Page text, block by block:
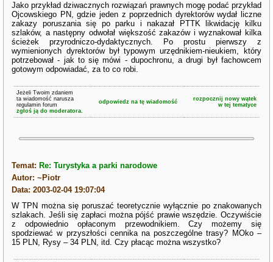
Jako przykład dziwacznych rozwiązań prawnych mogę podać przykład
Ojcowskiego PN, gdzie jeden z poprzednich dyrektorów wydał liczne
zakazy poruszania się po parku i nakazał PTTK likwidację kilku
szlaków, a następny odwołał większość zakazów i wyznakował kilka
ścieżek przyrodniczo-dydaktycznych. Po prostu pierwszy z
wymienionych dyrektorów był typowym urzędnikiem-nieukiem, który
potrzebował - jak to się mówi - dupochronu, a drugi był fachowcem
gotowym odpowiadać, za to co robi.
Jeżeli Twoim zdaniem
ta wiadomość narusza
regulamin forum
zgłoś ją do moderatora.
odpowiedz na tę wiadomość
rozpocznij nowy wątek
w tej tematyce
Temat: Re: Turystyka a parki narodowe
Autor: ~Piotr
Data: 2003-02-04 19:07:04
W TPN można się poruszać teoretycznie wyłącznie po znakowanych
szlakach. Jeśli się zapłaci można pójść prawie wszędzie. Oczywiście
z odpowiednio opłaconym przewodnikiem. Czy możemy się
spodziewać w przyszłości cennika na poszczególne trasy? MOko –
15 PLN, Rysy – 34 PLN, itd. Czy płacąc można wszystko?